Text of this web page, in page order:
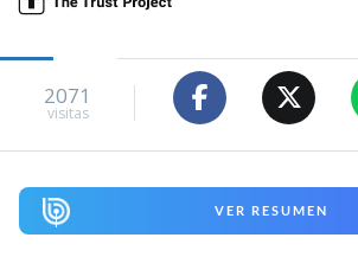
2071
visitas
VER RESUMEN